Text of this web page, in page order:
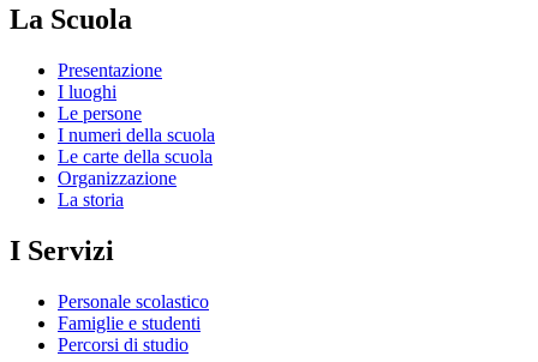
La Scuola
Presentazione
I luoghi
Le persone
I numeri della scuola
Le carte della scuola
Organizzazione
La storia
I Servizi
Personale scolastico
Famiglie e studenti
Percorsi di studio